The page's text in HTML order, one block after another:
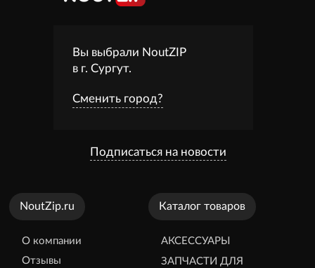
Вы выбрали NoutZIP
в г.Сургут.
Сменить город?
Подписаться на новости
NoutZip.ru
О компании
Отзывы
Каталог товаров
АКСЕССУАРЫ
ЗАПЧАСТИ ДЛЯ